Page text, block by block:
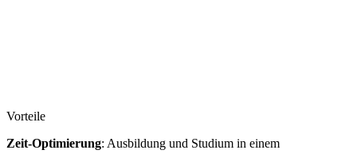
Vorteile
Zeit-Optimierung: Ausbildung und Studium in einem